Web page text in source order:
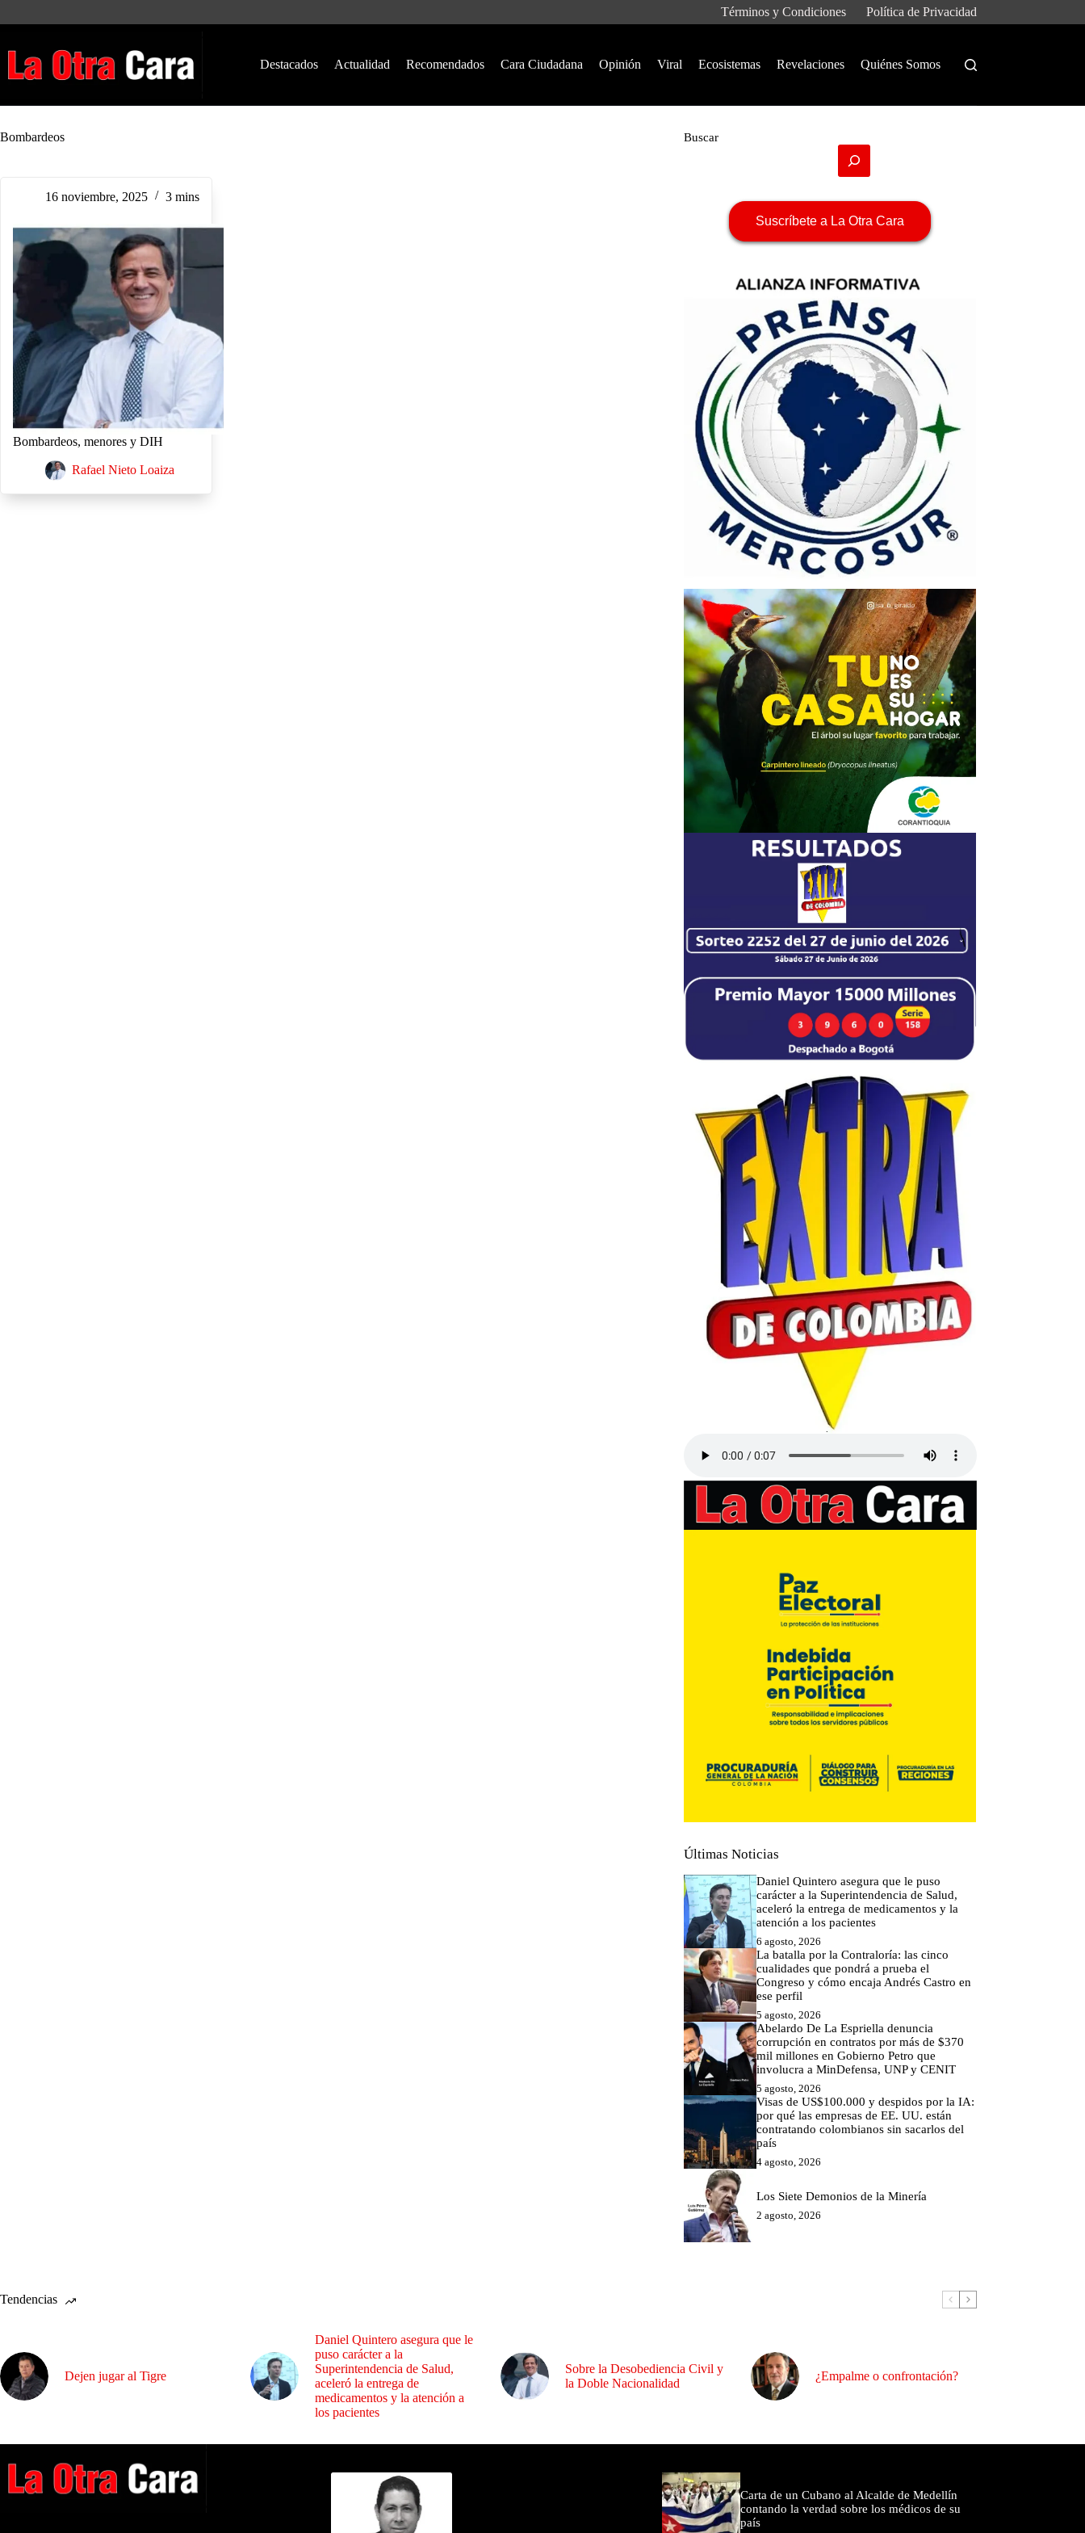
Términos y Condiciones Política de Privacidad
Destacados Actualidad Recomendados Cara Ciudadana Opinión Viral Ecosistemas Revelaciones Quiénes Somos
Bombardeos
16 noviembre, 2025 3 mins
Bombardeos, menores y DIH
Rafael Nieto Loaiza
Buscar
Suscríbete a La Otra Cara
Últimas Noticias
Daniel Quintero asegura que le puso
carácter a la Superintendencia de Salud,
aceleró la entrega de medicamentos y la
atención a los pacientes
6 agosto, 2026
La batalla por la Contraloría: las cinco
cualidades que pondrá a prueba el
Congreso y cómo encaja Andrés Castro en
ese perfil
5 agosto, 2026
Abelardo De La Espriella denuncia
corrupción en contratos por más de $370
mil millones en Gobierno Petro que
involucra a MinDefensa, UNP y CENIT
5 agosto, 2026
Visas de US$100.000 y despidos por la IA:
por qué las empresas de EE. UU. están
contratando colombianos sin sacarlos del
país
4 agosto, 2026
Los Siete Demonios de la Minería
2 agosto, 2026
Tendencias
Dejen jugar al Tigre
Daniel Quintero asegura que le
puso carácter a la
Superintendencia de Salud,
aceleró la entrega de
medicamentos y la atención a
los pacientes
Sobre la Desobediencia Civil y
la Doble Nacionalidad
¿Empalme o confrontación?
Carta de un Cubano al Alcalde de Medellín
contando la verdad sobre los médicos de su
país